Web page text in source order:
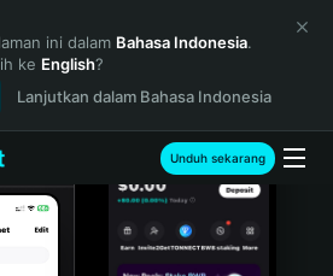
ini dalam Bahasa Indonesia.
ke English?
Lanjutkan dalam Bahasa Indonesia
Unduh sekarang